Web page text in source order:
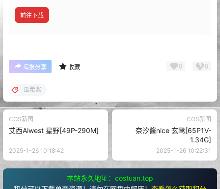
前往下载
海报分享 收藏 0 0
瓜希酱
COS新图
艾西Aiwest 星野[49P-290M]
2025-1-26 10:18:42
COS新图
奈汐酱nice 玄鸳[65P1V-
1.34G]
2025-1-26 10:22:31
本站永久地址：costuan.top